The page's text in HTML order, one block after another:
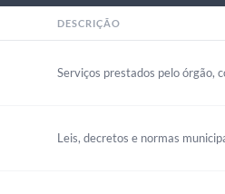
DESCRIÇÃO
Serviços prestados pelo órgão,
Leis, decretos e normas